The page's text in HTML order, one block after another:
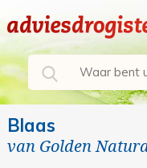
Blaas
van Golden